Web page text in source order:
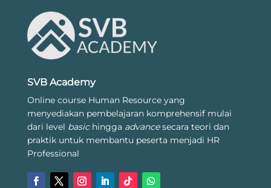
SVB Academy
Online course Human Resource yang
menyediakan pembelajaran komprehensif mulai
dari level basichingga advancesecara teori dan
praktik untuk membantu peserta menjadi HR
Professional